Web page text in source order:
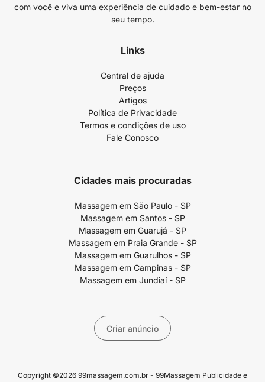
com você e viva uma experiência de cuidado e bem-estar no
seu tempo.
Links
Central de ajuda
Preços
Artigos
Política de Privacidade
Termos e condições de uso
Fale Conosco
Cidades mais procuradas
Massagem em São Paulo - SP
Massagem em Santos - SP
Massagem em Guarujá - SP
Massagem em Praia Grande - SP
Massagem em Guarulhos - SP
Massagem em Campinas - SP
Massagem em Jundiaí - SP
Criar anúncio
Copyright ©2026 99massagem.com.br - 99Massagem Publicidade e